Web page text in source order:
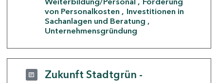
von Personalkosten
Investitionen in
Sachanlagen und Beratung
Unternehmensgründung
Zukunft Stadtgrün -